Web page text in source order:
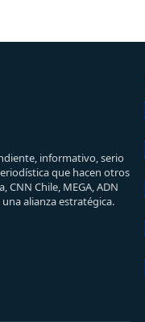
informativo, serio
que hacen otros
Chile, MEGA, ADN
alianza estratégica.